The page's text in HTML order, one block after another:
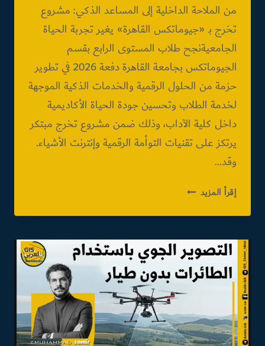
من الملاحة الداخلية إلى المساعد الذكي: مشروع
تخرج بـ «جيوماتكس القاهرة» يغير تجربة الحياة
الجامعيةنجح طلاب المستوى الرابع بقسم
الجيوماتكس بجامعة القاهرة دفعة 2026 في تطوير
حزمة من الحلول الرقمية والخدمات الذكية الموجهة
لخدمة الطلاب وتحسين جودة الحياة الأكاديمية
داخل كلية الآداب، وذلك ضمن مشروع تخرج مبتكر
يرتكز على تقنيات التوأمة الرقمية وإنترنت الأشياء.
وقد…
إقرأ المزيد من
الداخلية
المساعد
الذكي:
مشروع
تخرج
«جيوماتكس
القاهرة»2026